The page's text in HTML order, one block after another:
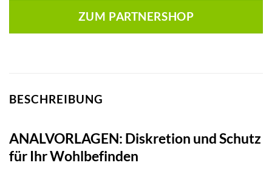
ZUM PARTNERSHOP
BESCHREIBUNG
ANALVORLAGEN: Diskretion und Schutz
für Ihr Wohlbefinden